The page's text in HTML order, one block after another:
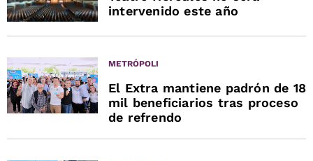
intervenido este año
METRÓPOLI
El Extra mantiene padrón de 18
mil beneficiarios tras proceso
de refrendo